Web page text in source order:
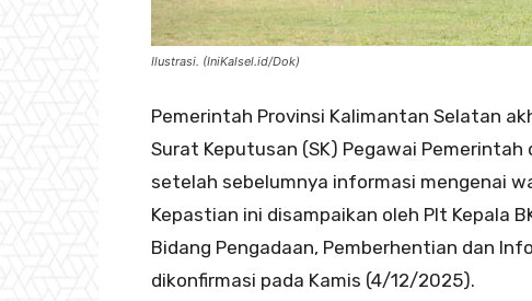
Ilustrasi. (IniKalsel.id/Dok)
Pemerintah Provinsi Kalimantan Selatan
Surat Keputusan (SK) Pegawai Pemerintah
setelah sebelumnya informasi mengenai
Kepastian ini disampaikan oleh Plt Kepala
Bidang Pengadaan, Pemberhentian dan
dikonfirmasi pada Kamis (4/12/2025).